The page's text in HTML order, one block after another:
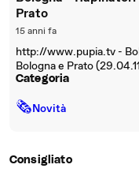
Prato
15 anni fa
http://www.pupia.tv -
Bologna e Prato
Categoria
🗞Novità
Consigliato